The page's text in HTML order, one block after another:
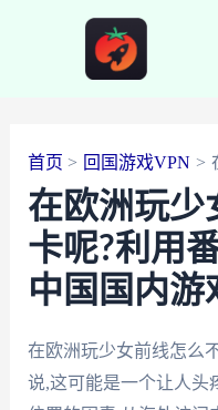
首页 回国游戏VPN
在欧洲玩少
卡呢?利用
中国国内游
在欧洲玩少女前线怎么
说,这可能是一个让人头